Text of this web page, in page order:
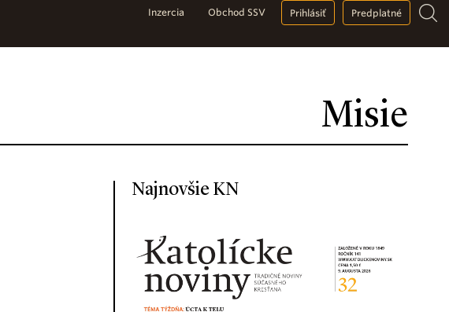
Misie
Inzercia Obchod SSV Prihlásiť Predplatné
Najnovšie KN